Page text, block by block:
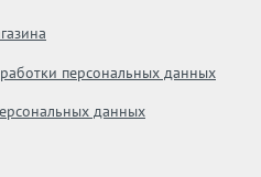
персональных данных
данных